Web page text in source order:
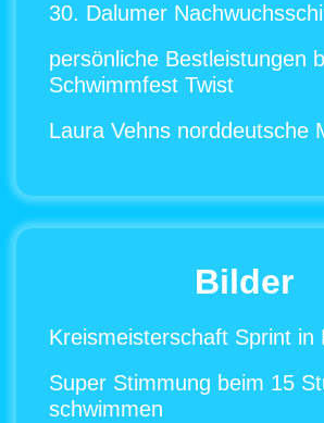
30. Dalumer
persönliche Bestleistungen
Schwimmfest Twist
Laura Vehns norddeutsche
Bilder
Kreismeisterschaft Sprint in
Super Stimmung beim 15
schwimmen